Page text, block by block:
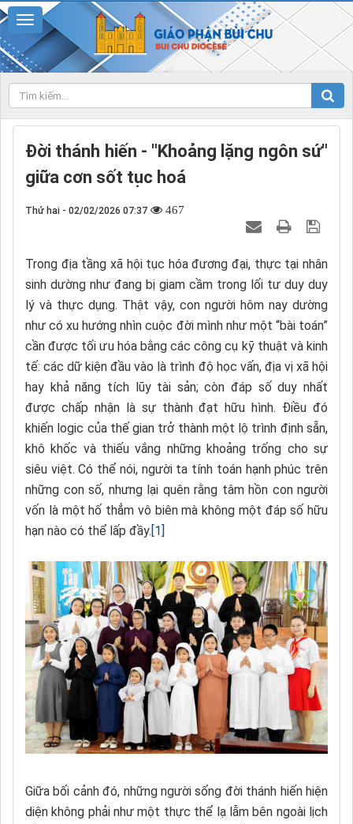
Đời thánh hiến - "Khoảng lặng ngôn sứ"
giữa cơn sốt tục hoá
Thứ hai - 02/02/2026 07:37 467
Trong địa tầng xã hội tục hóa đương đại, thực tại nhân
sinh dường như đang bị giam cầm trong lối tư duy duy
lý và thực dụng. Thật vậy, con người hôm nay dường
như có xu hướng nhìn cuộc đời mình như một “bài toán”
cần được tối ưu hóa bằng các công cụ kỹ thuật và kinh
tế: các dữ kiện đầu vào là trình độ học vấn, địa vị xã hội
hay khả năng tích lũy tài sản; còn đáp số duy nhất
được chấp nhận là sự thành đạt hữu hình. Điều đó
khiến logic của thế gian trở thành một lộ trình định sẵn,
khô khốc và thiếu vắng những khoảng trống cho sự
siêu việt. Có thể nói, người ta tính toán hạnh phúc trên
những con số, nhưng lại quên rằng tâm hồn con người
vốn là một hố thẳm vô biên mà không một đáp số hữu
hạn nào có thể lấp đầy.[1]
Giữa bối cảnh đó, những người sống đời thánh hiến hiện
diện không phải như một thực thể lạ lẫm bên ngoài lịch